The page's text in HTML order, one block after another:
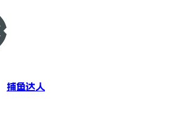
捕鱼达人